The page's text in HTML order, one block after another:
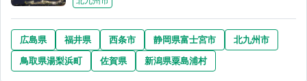
広島県 福井県 西条市 静岡県富士宮市
北九州市
鳥取県湯梨浜町
佐賀県 新潟県粟島浦村